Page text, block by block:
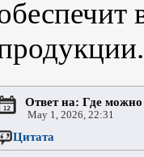
Ответ на: Где можно
May 1, 2026, 22:31
Цитата